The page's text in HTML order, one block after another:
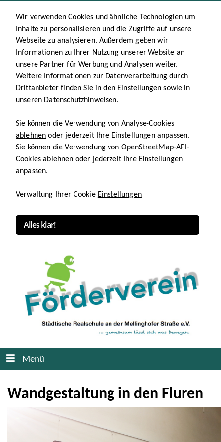
Wir verwenden Cookies und ähnliche Technologien um
Inhalte zu personalisieren und die Zugriffe auf unsere
Webseite zu analysieren. Außerdem geben wir
Informationen zu Ihrer Nutzung unserer Website an
unsere Partner für Werbung und Analysen weiter.
Weitere Informationen zur Datenverarbeitung durch
Drittanbieter finden Sie in den Einstellungen sowie in
unseren Datenschutzhinweisen.
Sie können die Verwendung von Analyse-Cookies
ablehnen oder jederzeit Ihre Einstellungen anpassen.
Sie können die Verwendung von OpenStreetMap-API-
Cookiesablehnen oder jederzeit Ihre Einstellungen
anpassen.
Verwaltung Ihrer Cookie Einstellungen
Alles klar!
Menü
Wandgestaltung in den Fluren